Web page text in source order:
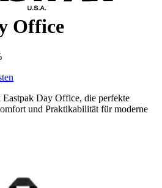
Office
Day Office, die perfekte
und Praktikabilität für moderne